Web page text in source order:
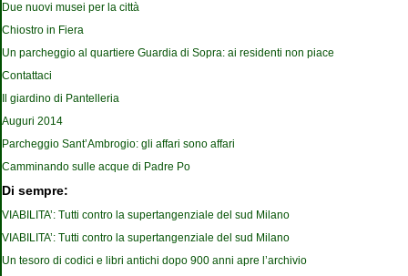
Due nuovi musei per la città
Chiostro in Fiera
Un parcheggio al quartiere Guardia di Sopra: ai residenti non piace
Contattaci
Il giardino di Pantelleria
Auguri 2014
Parcheggio Sant’Ambrogio: gli affari sono affari
Camminando sulle acque di Padre Po
Di sempre:
VIABILITA’: Tutti contro la supertangenziale del sud Milano
VIABILITA’: Tutti contro la supertangenziale del sud Milano
Un tesoro di codici e libri antichi dopo 900 anni apre l’archivio